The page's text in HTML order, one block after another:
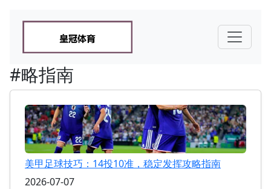
#略指南
美甲足球技巧：14投10准，稳定发挥攻略指南
2026-07-07